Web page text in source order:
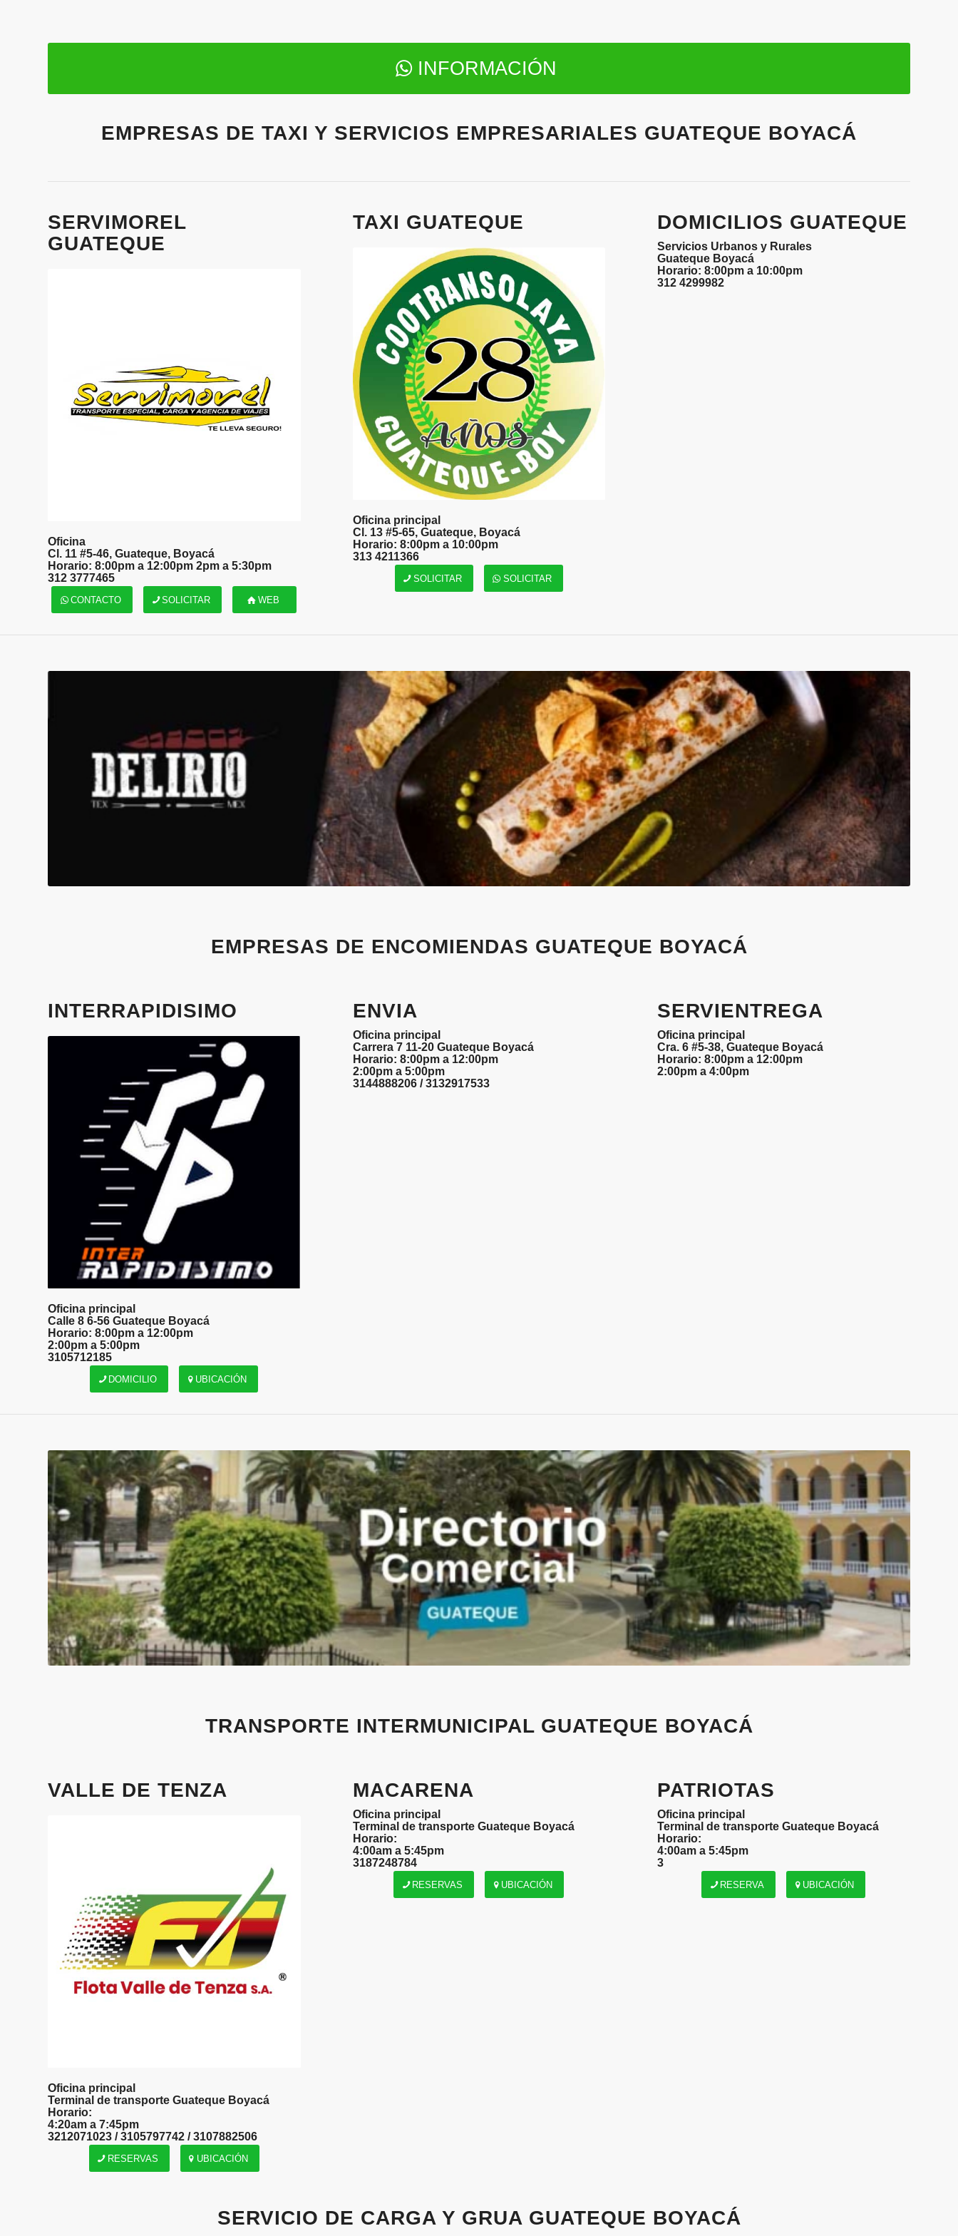
INFORMACIÓN
EMPRESAS DE TAXI Y SERVICIOS EMPRESARIALES GUATEQUE BOYACÁ
SERVIMOREL
GUATEQUE
Oficina
Cl. 11 #5-46, Guateque, Boyacá
Horario: 8:00pm a 12:00pm 2pm a 5:30pm
312 3777465
CONTACTO SOLICITAR WEB
TAXI GUATEQUE
Oficina principal
Cl. 13 #5-65, Guateque, Boyacá
Horario: 8:00pm a 10:00pm
313 4211366
SOLICITAR SOLICITAR
DOMICILIOS GUATEQUE
Servicios Urbanos y Rurales
Guateque Boyacá
Horario: 8:00pm a 10:00pm
312 4299982
EMPRESAS DE ENCOMIENDAS GUATEQUE BOYACÁ
INTERRAPIDISIMO
Oficina principal
Calle 8 6-56 Guateque Boyacá
Horario: 8:00pm a 12:00pm
2:00pm a 5:00pm
3105712185
DOMICILIO UBICACIÓN
ENVIA
Oficina principal
Carrera 7 11-20 Guateque Boyacá
Horario: 8:00pm a 12:00pm
2:00pm a 5:00pm
3144888206 / 3132917533
SERVIENTREGA
Oficina principal
Cra. 6 #5-38, Guateque Boyacá
Horario: 8:00pm a 12:00pm
2:00pm a 4:00pm
TRANSPORTE INTERMUNICIPAL GUATEQUE BOYACÁ
VALLE DE TENZA
Oficina principal
Terminal de transporte Guateque Boyacá
Horario:
4:20am a 7:45pm
3212071023 / 3105797742 / 3107882506
RESERVAS UBICACIÓN
MACARENA
Oficina principal
Terminal de transporte Guateque Boyacá
Horario:
4:00am a 5:45pm
3187248784
RESERVAS UBICACIÓN
PATRIOTAS
Oficina principal
Terminal de transporte Guateque Boyacá
Horario:
4:00am a 5:45pm
3
RESERVA UBICACIÓN
SERVICIO DE CARGA Y GRUA GUATEQUE BOYACÁ